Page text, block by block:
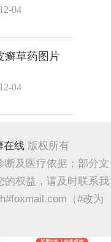
04
癣草药图片
04
在线 版权所有
断及医疗依据；部分文
的权益，请及时联系我
（#改为